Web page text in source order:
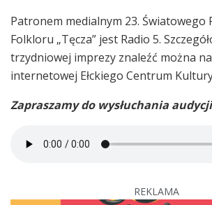
Patronem medialnym 23. Światowego
Folkloru „Tęcza” jest Radio 5.
trzydniowej imprezy znaleźć można
internetowej Ełckiego Centrum
Zapraszamy do wysłuchania
REKLAMA